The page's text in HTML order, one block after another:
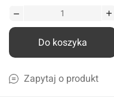
Do koszyka
Zapytaj o produkt